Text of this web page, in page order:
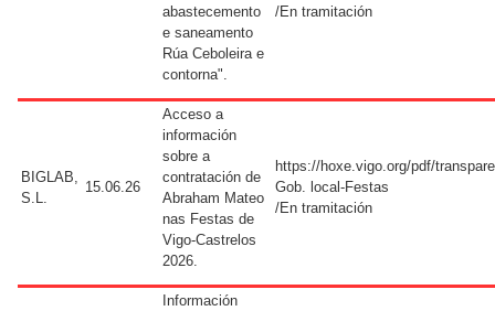
abastecemento
e saneamento
Rúa Ceboleira e
contorna".
/En tramitación
BIGLAB,
S.L.
15.06.26
Acceso a
información
sobre a
contratación de
Abraham Mateo
nas Festas de
Vigo-Castrelos
2026.
https://hoxe.vigo.org/pdf/
Gob. local-Festas
/En tramitación
Información